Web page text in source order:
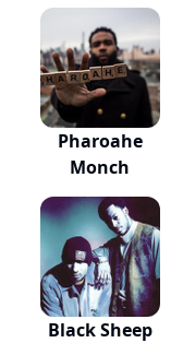
Pharoahe
Monch
Black Sheep